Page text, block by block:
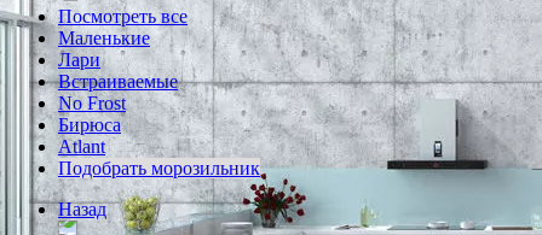
Посмотреть все
Маленькие
Лари
Встраиваемые
No Frost
Бирюса
Atlant
Подобрать морозильник
Назад